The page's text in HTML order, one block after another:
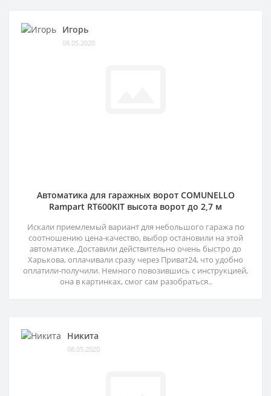
Игорь
08.05.2020
Автоматика для гаражных ворот COMUNELLO
Rampart RT600KIT высота ворот до 2,7 м
Искали приемлемый вариант для небольшого гаража по
соотношению цена-качество, выбор остановили на этой
автоматике. Доставили действительно очень быстро до
Харькова, оплачивали сразу через Приват24, что удобно
оплатили-получили. Немного повозившись с инструкцией,
она в картинках, смог сам разобраться..
Никита
08.05.2020